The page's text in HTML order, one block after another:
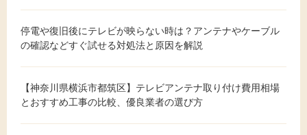
停電や復旧後にテレビが映らない時は？アンテナやケーブル
の確認などすぐ試せる対処法と原因を解説
【神奈川県横浜市都筑区】テレビアンテナ取り付け費用相場
とおすすめ工事の比較、優良業者の選び方